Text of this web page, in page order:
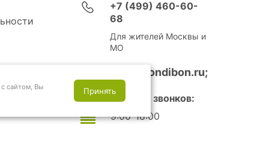
+7 (499) 460-60-
68
Для жителей Москвы и
МО
info@bondibon.ru;
Время приема звонков:
9:00-18:00
сайтом, Вы
Принять